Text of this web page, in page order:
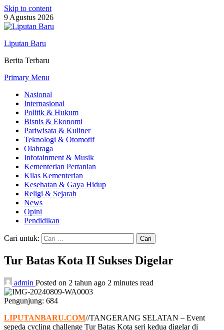
Skip to content
9 Agustus 2026
Liputan Baru
Berita Terbaru
Primary Menu
Nasional
Internasional
Politik & Hukum
Bisnis & Ekonomi
Pariwisata & Kuliner
Teknologi & Otomotif
Olahraga
Infotainment & Musik
Kementerian Pertanian
Kilas Kementerian
Kesehatan & Gaya Hidup
Religi & Sejarah
News
Opini
Pendidikan
Cari untuk:
Tur Batas Kota II Sukses Digelar
admin Posted on 2 tahun ago 2 minutes read
Pengunjung: 684
LIPUTANBARU.COM//TANGERANG SELATAN – Event
sepeda cycling challenge Tur Batas Kota seri kedua digelar di